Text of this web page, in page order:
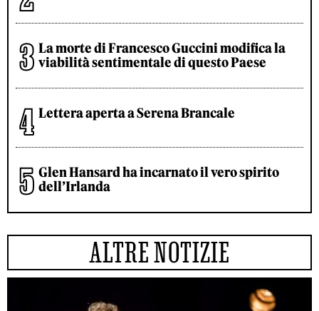
La morte di Francesco Guccini modifica la
viabilità sentimentale di questo Paese
Lettera aperta a Serena Brancale
Glen Hansard ha incarnato il vero spirito
dell’Irlanda
ALTRE NOTIZIE